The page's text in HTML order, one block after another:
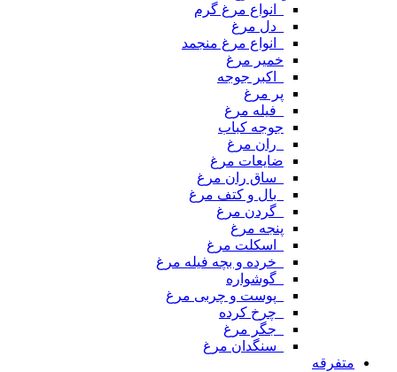
_انواع مرغ گرم
_دل مرغ
_انواع مرغ منجمد
خمیر مرغ
_اکبر جوجه
پر مرغ
_فیله مرغ
جوجه کباب
_ران مرغ
ضایعات مرغ
_ساق ران مرغ
_بال و کتف مرغ
_گردن مرغ
پنجه مرغ
_اسکلت مرغ
_خرده و بچه فیله مرغ
_گوشواره
_پوست و چربی مرغ
_چرخ کرده
_جگر مرغ
_سنگدان مرغ
متفرقه